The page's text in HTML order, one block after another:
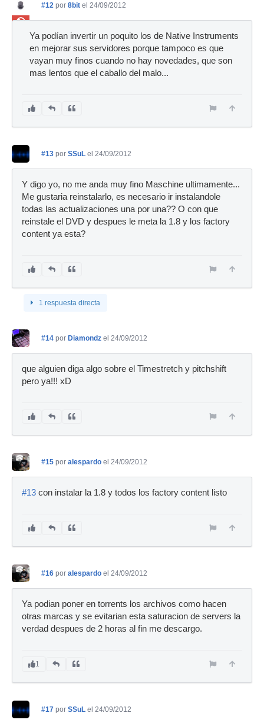
Ban
#12 por 8bit el 24/09/2012
Ya podían invertir un poquito los de Native Instruments
en mejorar sus servidores porque tampoco es que
vayan muy finos cuando no hay novedades, que son
mas lentos que el caballo del malo...
#13 por SSuL el 24/09/2012
Y digo yo, no me anda muy fino Maschine ultimamente...
Me gustaria reinstalarlo, es necesario ir instalandole
todas las actualizaciones una por una?? O con que
reinstale el DVD y despues le meta la 1.8 y los factory
content ya esta?
1 respuesta directa
#14 por Diamondz el 24/09/2012
que alguien diga algo sobre el Timestretch y pitchshift
pero ya!!! xD
#15 por alespardo el 24/09/2012
#13 con instalar la 1.8 y todos los factory content listo
#16 por alespardo el 24/09/2012
Ya podian poner en torrents los archivos como hacen
otras marcas y se evitarian esta saturacion de servers la
verdad despues de 2 horas al fin me descargo.
1
#17 por SSuL el 24/09/2012